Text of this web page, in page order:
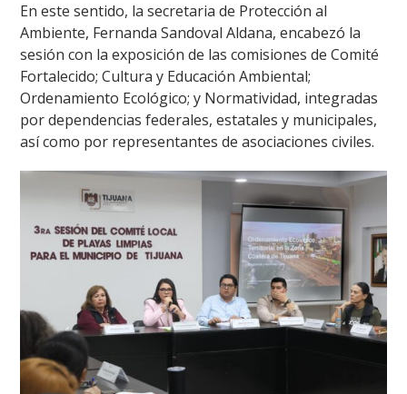
En este sentido, la secretaria de Protección al
Ambiente, Fernanda Sandoval Aldana, encabezó la
sesión con la exposición de las comisiones de Comité
Fortalecido; Cultura y Educación Ambiental;
Ordenamiento Ecológico; y Normatividad, integradas
por dependencias federales, estatales y municipales,
así como por representantes de asociaciones civiles.